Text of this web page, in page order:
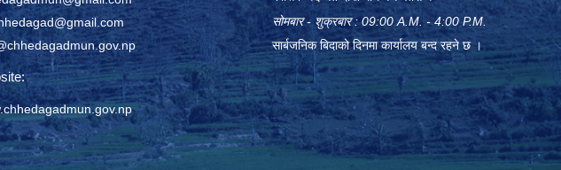
सोमबार - शुक्रबार : 09:00 A.M. - 4:00 P.M.
सार्बजनिक बिदाको दिनमा कार्यालय बन्द रहने छ ।